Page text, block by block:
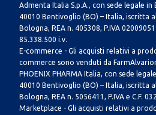
Admenta Italia S.p.A., con sede legale
40010 Bentivoglio (BO) – Italia, iscritta
Bologna, REA n. 405308, P.IVA
85.338.500 i.v.
E-commerce - Gli acquisti relativi a
commerce sono venduti da
PHOENIX PHARMA Italia, con sede
40010 Bentivoglio (BO) – Italia, iscritta
Bologna, REA n. 5056411, P.IVA e C.F.
Marketplace - Gli acquisti relativi a